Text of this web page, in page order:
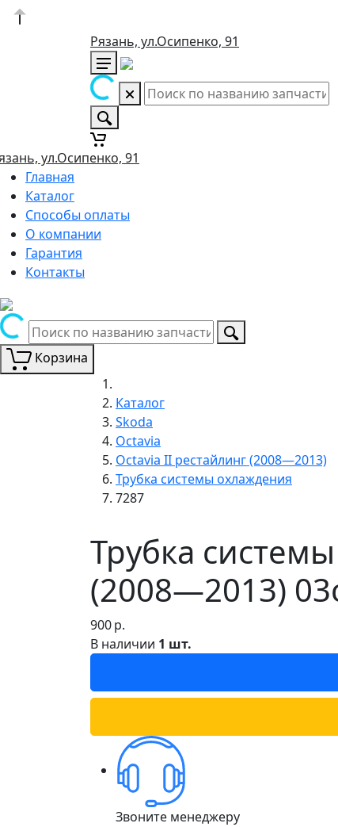
Рязань, ул.Осипенко, 91
ул.Осипенко, 91
Главная
Каталог
Способы оплаты
О компании
Гарантия
Контакты
Корзина
Каталог
Skoda
Octavia
Octavia II рестайлинг (2008—2013)
Трубка системы охлаждения
7287
Трубка
(2008—2013)
900р.
В наличии 1 шт.
Звоните менеджеру